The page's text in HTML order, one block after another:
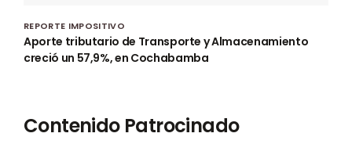
REPORTE IMPOSITIVO
Aporte tributario de Transporte y Almacenamiento
creció un 57,9%, en Cochabamba
Contenido Patrocinado